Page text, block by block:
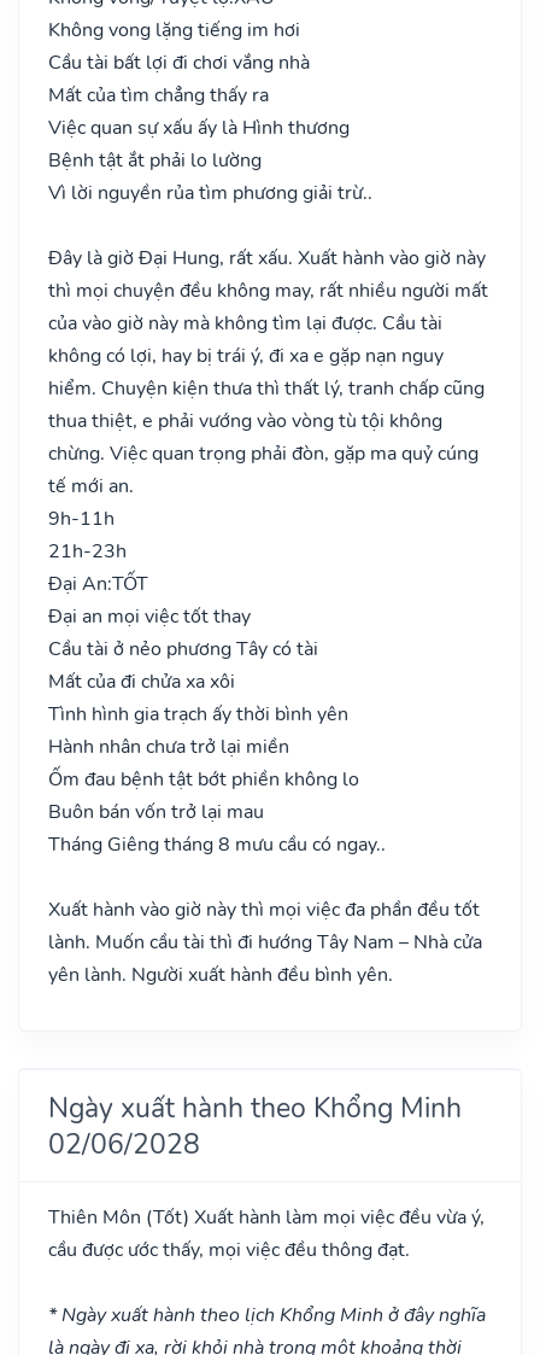
Không vong lặng tiếng im hơi
Cầu tài bất lợi đi chơi vắng nhà
Mất của tìm chẳng thấy ra
Việc quan sự xấu ấy là Hình thương
Bệnh tật ắt phải lo lường
Vì lời nguyền rủa tìm phương giải trừ..
Đây là giờ Đại Hung, rất xấu. Xuất hành vào giờ này
thì mọi chuyện đều không may, rất nhiều người mất
của vào giờ này mà không tìm lại được. Cầu tài
không có lợi, hay bị trái ý, đi xa e gặp nạn nguy
hiểm. Chuyện kiện thưa thì thất lý, tranh chấp cũng
thua thiệt, e phải vướng vào vòng tù tội không
chừng. Việc quan trọng phải đòn, gặp ma quỷ cúng
tế mới an.
9h-11h
21h-23h
Đại An:TỐT
Đại an mọi việc tốt thay
Cầu tài ở nẻo phương Tây có tài
Mất của đi chửa xa xôi
Tình hình gia trạch ấy thời bình yên
Hành nhân chưa trở lại miền
Ốm đau bệnh tật bớt phiền không lo
Buôn bán vốn trở lại mau
Tháng Giêng tháng 8 mưu cầu có ngay..
Xuất hành vào giờ này thì mọi việc đa phần đều tốt
lành. Muốn cầu tài thì đi hướng Tây Nam – Nhà cửa
yên lành. Người xuất hành đều bình yên.
Ngày xuất hành theo Khổng Minh
02/06/2028
Thiên Môn (Tốt) Xuất hành làm mọi việc đều vừa ý,
cầu được ước thấy, mọi việc đều thông đạt.
* Ngày xuất hành theo lịch Khổng Minh ở đây nghĩa
là ngày đi xa, rời khỏi nhà trong một khoảng thời